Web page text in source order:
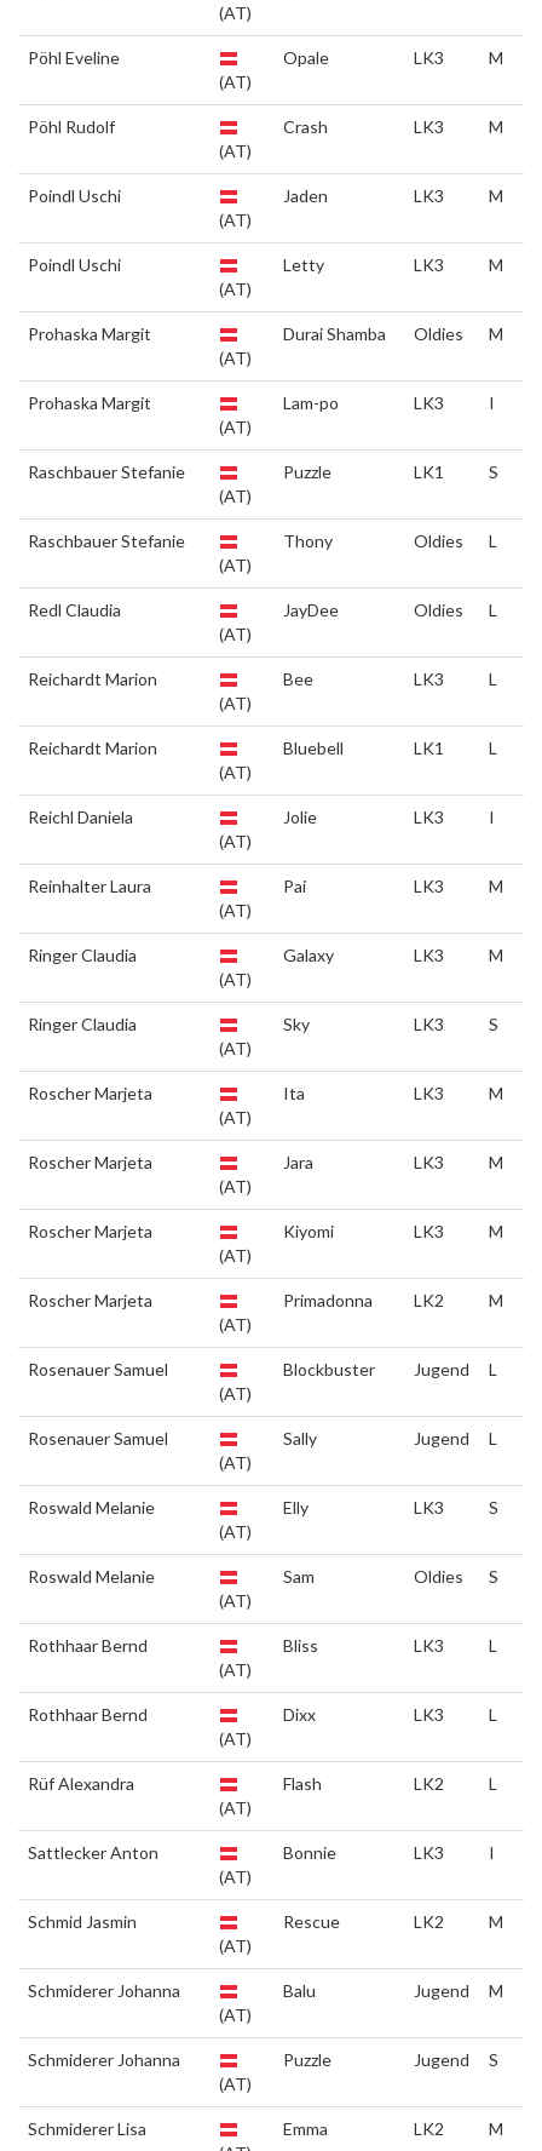
(AT)
Pöhl Eveline
(AT)
Opale LK3 M
Pöhl Rudolf
(AT)
Crash LK3 M
Poindl Uschi
(AT)
Jaden LK3 M
Poindl Uschi
(AT)
Letty LK3 M
Prohaska Margit
(AT)
Durai Shamba Oldies M
Prohaska Margit
(AT)
Lam-po LK3 I
Raschbauer Stefanie
(AT)
Puzzle LK1 S
Raschbauer Stefanie
(AT)
Thony Oldies L
Redl Claudia
(AT)
JayDee Oldies L
Reichardt Marion
(AT)
Bee LK3 L
Reichardt Marion
(AT)
Bluebell LK1 L
Reichl Daniela
(AT)
Jolie LK3 I
Reinhalter Laura
(AT)
Pai LK3 M
Ringer Claudia
(AT)
Galaxy LK3 M
Ringer Claudia
(AT)
Sky LK3 S
Roscher Marjeta
(AT)
Ita LK3 M
Roscher Marjeta
(AT)
Jara LK3 M
Roscher Marjeta
(AT)
Kiyomi LK3 M
Roscher Marjeta
(AT)
Primadonna LK2 M
Rosenauer Samuel
(AT)
Blockbuster Jugend L
Rosenauer Samuel
(AT)
Sally Jugend L
Roswald Melanie
(AT)
Elly LK3 S
Roswald Melanie
(AT)
Sam Oldies S
Rothhaar Bernd
(AT)
Bliss LK3 L
Rothhaar Bernd
(AT)
Dixx LK3 L
Rüf Alexandra
(AT)
Flash LK2 L
Sattlecker Anton
(AT)
Bonnie LK3 I
Schmid Jasmin
(AT)
Rescue LK2 M
Schmiderer Johanna
(AT)
Balu Jugend M
Schmiderer Johanna
(AT)
Puzzle Jugend S
Schmiderer Lisa
Emma LK2 M